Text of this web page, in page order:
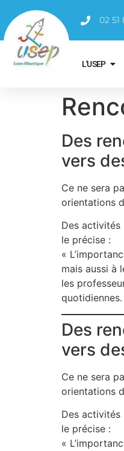
02 51
L'USEP
Des
vers
Ce ne sera
orientations
Des activités
le précise :
«
mais aussi à
les
quotidiennes.
Des
vers
Ce ne sera
orientations
Des activités
le précise :
«